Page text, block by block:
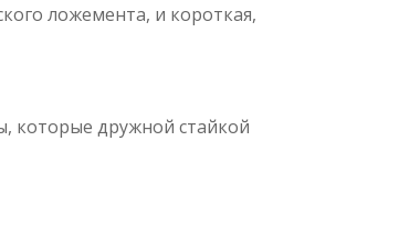
ложемента, и короткая,
которые дружной стайкой